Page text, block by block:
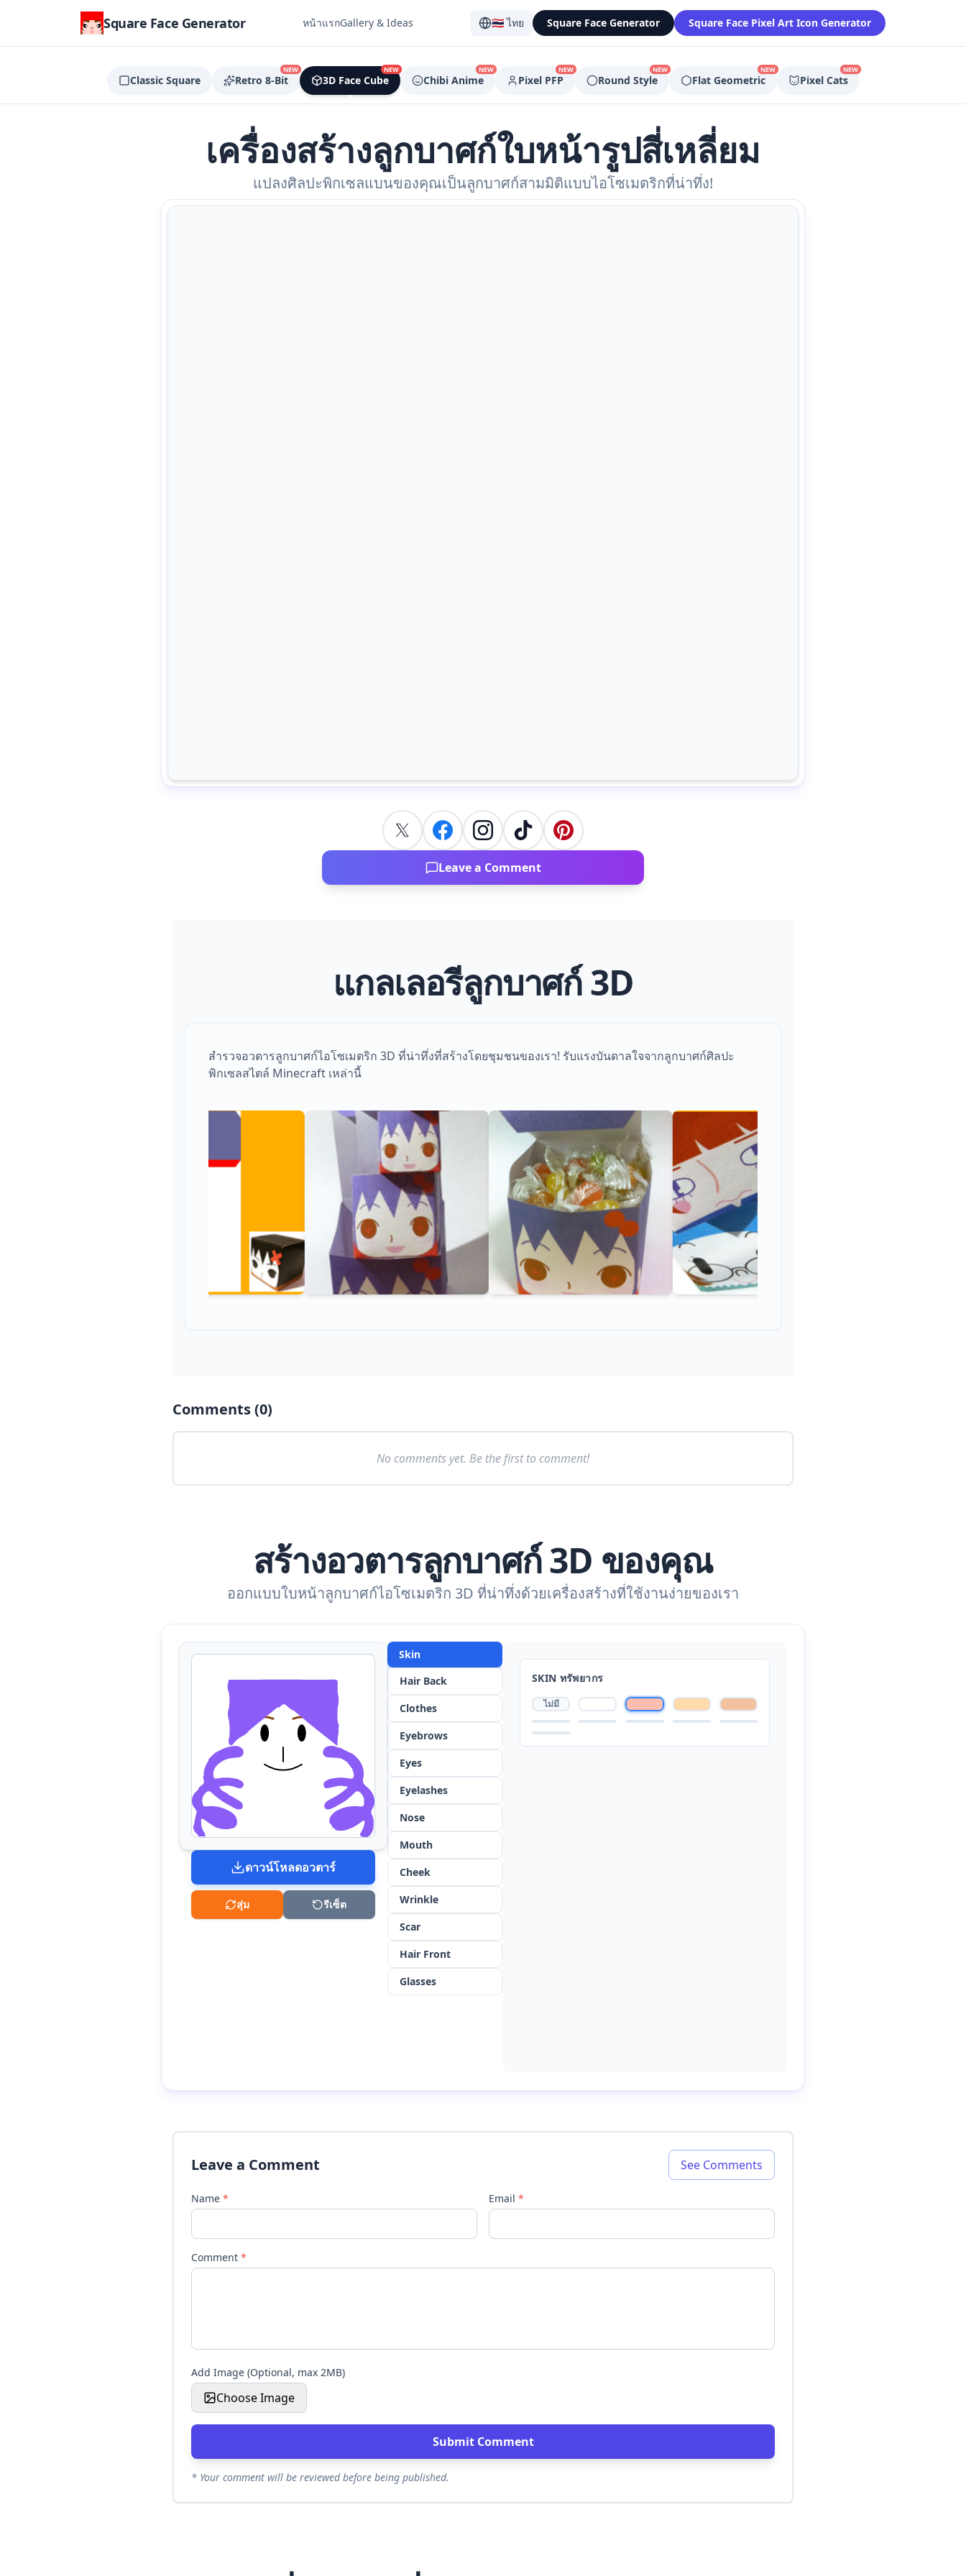
Square Face Generator หน้าแรกGallery & Ideas 🇹🇭 ไทย Square Face Generator Square Face Pixel Art Icon Generator
Classic Square Retro 8-Bit
NEW
3D Face Cube
NEW
Chibi Anime
NEW
Pixel PFP
NEW
Round Style
NEW
Flat Geometric
NEW
Pixel Cats
NEW
เครื่องสร้างลูกบาศก์ใบหน้ารูปสี่เหลี่ยม
แปลงศิลปะพิกเซลแบนของคุณเป็นลูกบาศก์สามมิติแบบไอโซเมตริกที่น่าทึ่ง!
Leave a Comment
แกลเลอรีลูกบาศก์ 3D
สำรวจอวตารลูกบาศก์ไอโซเมตริก 3D ที่น่าทึ่งที่สร้างโดยชุมชนของเรา! รับแรงบันดาลใจจากลูกบาศก์ศิลปะ
พิกเซลสไตล์ Minecraft เหล่านี้
Comments (0)
No comments yet. Be the first to comment!
สร้างอวตารลูกบาศก์ 3D ของคุณ
ออกแบบใบหน้าลูกบาศก์ไอโซเมตริก 3D ที่น่าทึ่งด้วยเครื่องสร้างที่ใช้งานง่ายของเรา
ดาวน์โหลดอวตาร์
สุ่ม รีเซ็ต
Skin
Hair Back
Clothes
Eyebrows
Eyes
Eyelashes
Nose
Mouth
Cheek
Wrinkle
Scar
Hair Front
Glasses
SKIN ทรัพยากร
ไม่มี
Leave a Comment See Comments
Name * Email *
Comment *
Add Image (Optional, max 2MB)
Choose Image
Submit Comment
* Your comment will be reviewed before being published.